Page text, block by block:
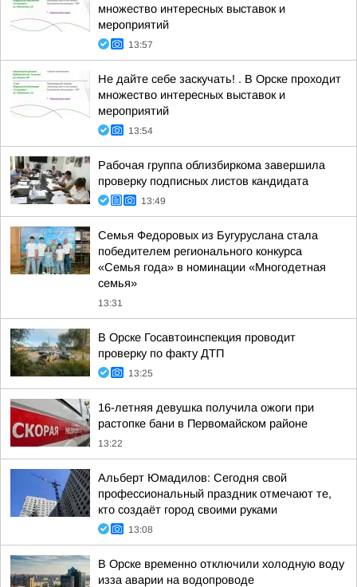
множество интересных выставок и
мероприятий
13:57
Не дайте себе заскучать! . В Орске проходит
множество интересных выставок и
мероприятий
13:54
Рабочая группа облизбиркома завершила
проверку подписных листов кандидата
13:49
Семья Федоровых из Бугуруслана стала
победителем регионального конкурса
«Семья года» в номинации «Многодетная
семья»
13:31
В Орске Госавтоинспекция проводит
проверку по факту ДТП
13:25
16-летняя девушка получила ожоги при
растопке бани в Первомайском районе
13:22
Альберт Юмадилов: Сегодня свой
профессиональный праздник отмечают те,
кто создаёт город своими руками
13:08
В Орске временно отключили холодную воду
изза аварии на водопроводе